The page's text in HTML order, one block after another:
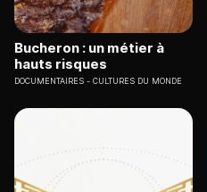
Bucheron : un métier à
hauts risques
DOCUMENTAIRES CULTURES DU MONDE